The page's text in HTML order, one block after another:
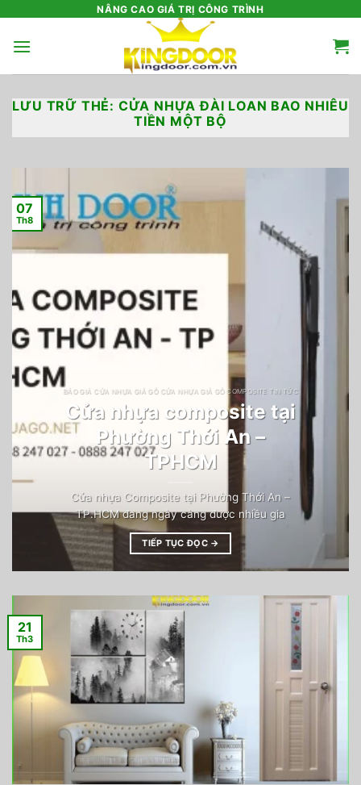
nội
NÂNG CAO GIÁ TRỊ CÔNG TRÌNH
LƯU TRỮ THẺ: CỬA NHỰA ĐÀI LOAN BAO NHIÊU
TIỀN MỘT BỘ
BÁO GIÁ CỬA NHỰA GIẢ GỖ CỬA NHỰA GIẢ GỖ COMPOSITE TIN TỨC
Cửa nhựa composite tại
Phường Thới An –
TPHCM
Cửa nhựa Composite tại Phường Thới An –
TP.HCM đang ngày càng được nhiều gia
TIẾP TỤC ĐỌC →
07
Th8
21
Th3